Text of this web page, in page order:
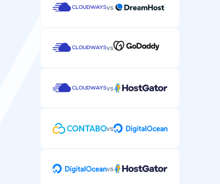
vs
vs
vs
vs
vs